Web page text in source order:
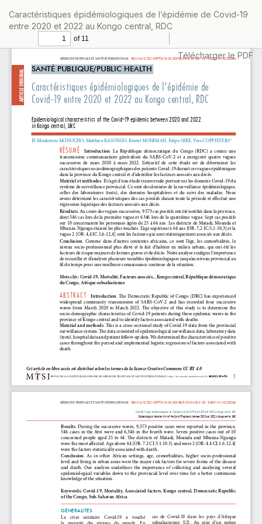
aux
informations
l'article
Caractéristiques épidémiologiques de l’épidémie de Covid-19
entre 2020 et 2022 au Kongo central, RDC
Télécharger
Télécharger le PDF